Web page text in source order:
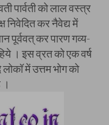
पार्वती को लाल वस्त्र
निवेदित कर नैवेद्य में
पूर्ववत् कर पारण गव्य-
। इस व्रत को एक वर्ष
में उत्तम भोग को
।